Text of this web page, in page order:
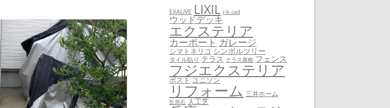
EXALIVE LIXIL rik cad
ウッドデッキ
エクステリア
カーポートガレージ
シマトネリコ シンボルツリー
タイル貼り テラス テラス屋根 フェンス
フジエクステリア
ポスト ユニソン
リフォーム 三井ホーム
乱形石 人工芝